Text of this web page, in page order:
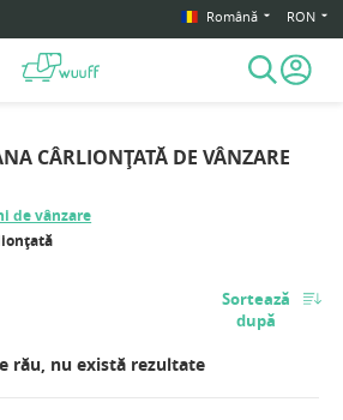
Română RON
CÂRLIONȚATĂ DE VÂNZARE
de vânzare
Sortează
după
rău, nu există rezultate